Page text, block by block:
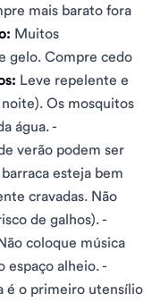
mais barato fora
Muitos
gelo. Compre cedo
Leve repelente e
Os mosquitos
água. -
verão podem ser
esteja bem
cravadas. Não
de galhos). -
coloque música
espaço alheio. -
é o primeiro utensílio